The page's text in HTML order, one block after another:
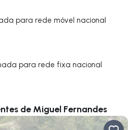
para rede móvel nacional
para rede fixa nacional
de Miguel Fernandes